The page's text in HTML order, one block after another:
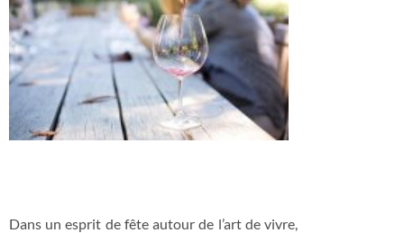
Dans un esprit de fête autour de l’art de vivre,